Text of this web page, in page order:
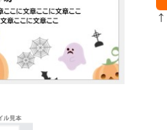
↑